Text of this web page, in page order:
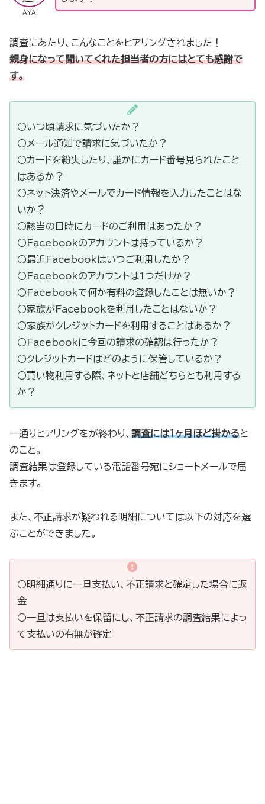
AYA
調査にあたり、こんなことをヒアリングされました！
親身になって聞いてくれた担当者の方にはとても感謝で
す。
○いつ頃請求に気づいたか？
○メール通知で請求に気づいたか？
○カードを紛失したり、誰かにカード番号見られたこと
はあるか？
○ネット決済やメールでカード情報を入力したことはな
いか？
○該当の日時にカードのご利用はあったか？
○Facebookのアカウントは持っているか？
○最近Facebookはいつご利用したか？
○Facebookのアカウントは1つだけか？
○Facebookで何か有料の登録したことは無いか？
○家族がFacebookを利用したことはないか？
○家族がクレジットカードを利用することはあるか？
○Facebookに今回の請求の確認は行ったか？
○クレジットカードはどのように保管しているか？
○買い物利用する際、ネットと店舗どちらとも利用する
か？
一通りヒアリングをが終わり、 調査には１ヶ月ほど掛かると
のこと。
調査結果は登録している電話番号宛にショートメールで届
きます。
また、不正請求が疑われる明細については以下の対応を選
ぶことができました。
○明細通りに一旦支払い、不正請求と確定した場合に返
金
○一旦は支払いを保留にし、不正請求の調査結果によっ
て支払いの有無が確定